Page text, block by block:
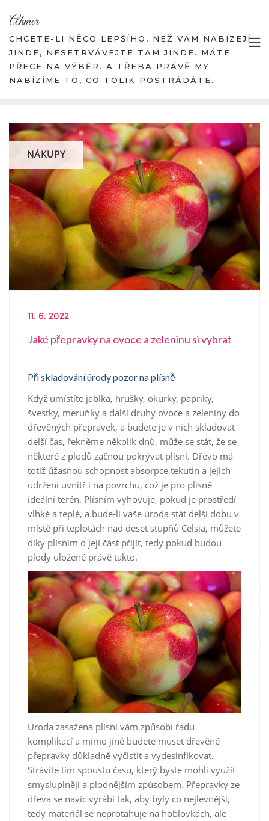
content
Ahmcr
CHCETE-LI NĚCO LEPŠÍHO, NEŽ VÁM NABÍZEJÍ
JINDE, NESETRVÁVEJTE TAM JINDE. MÁTE
PŘECE NA VÝBĚR. A TŘEBA PRÁVĚ MY
NABÍZÍME TO, CO TOLIK POSTRÁDÁTE.
NÁKUPY
11. 6. 2022
Jaké přepravky na ovoce a zeleninu si vybrat
Při skladování úrody pozor na plísně
Když umístíte jablka, hrušky, okurky, papriky,
švestky, meruňky a další druhy ovoce a zeleniny do
dřevěných přepravek, a budete je v nich skladovat
delší čas, řekněme několik dnů, může se stát, že se
některé z plodů začnou pokrývat plísní. Dřevo má
totiž úžasnou schopnost absorpce tekutin a jejich
udržení uvnitř i na povrchu, což je pro plísně
ideální terén. Plísním vyhovuje, pokud je prostředí
vlhké a teplé, a bude-li vaše úroda stát delší dobu v
místě při teplotách nad deset stupňů Celsia, můžete
díky plísním o její část přijít, tedy pokud budou
plody uložené právě takto.
Úroda zasažená plísní vám způsobí řadu
komplikací a mimo jiné budete muset dřevěné
přepravky důkladně vyčistit a vydesinfikovat.
Strávíte tím spoustu času, který byste mohli využít
smysluplněji a plodnějším způsobem. Přepravky ze
dřeva se navíc vyrábí tak, aby byly co nejlevnější,
tedy materiál se neprotahuje na hoblovkách, ale